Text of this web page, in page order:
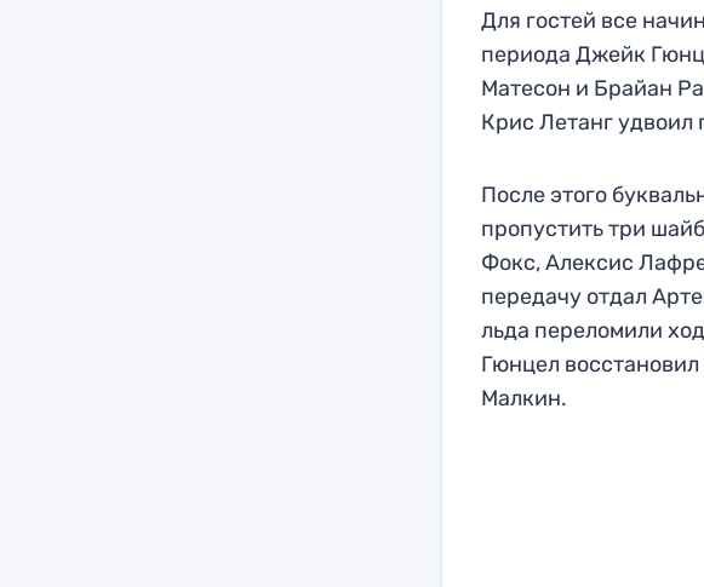
Для гостей все
периода Джейк
Матесон и Брайан
Крис Летанг
После этого
пропустить три
Фокс, Алексис
передачу отдал
льда переломили
Гюнцел
Малкин.